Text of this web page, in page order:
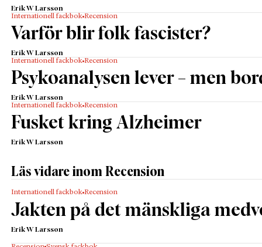
Erik W Larsson
Internationell fackbok Recension
Varför blir folk fascister?
Erik W Larsson
Internationell fackbok Recension
Psykoanalysen lever – men
Erik W Larsson
Internationell fackbok Recension
Fusket kring Alzheimer
Erik W Larsson
Läs vidare inom Recension
Internationell fackbok Recension
Jakten på det mänskliga
Erik W Larsson